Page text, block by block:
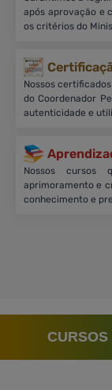
após aprovação e
os critérios do
Nossos
do Coordenador
autenticidade e
Nossos cursos
aprimoramento e
conhecimento e